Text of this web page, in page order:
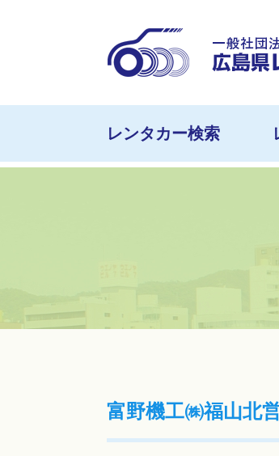
レンタカー検索
富野機工㈱福山北